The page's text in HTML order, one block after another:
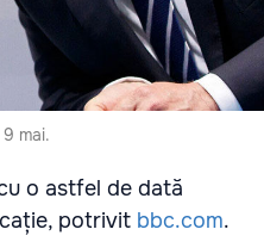
mai.
o astfel de dată
potrivit bbc.com.